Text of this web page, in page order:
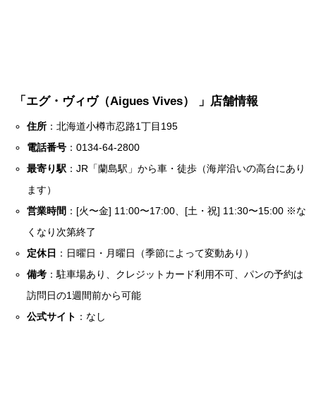
「エグ・ヴィヴ（Aigues Vives） 」店舗情報
住所 ：北海道小樽市忍路1丁目195
電話番号 ：0134-64-2800
最寄り駅 ：JR「蘭島駅」から車・徒歩（海岸沿いの高台にあり
ます）
営業時間 ：[火〜金] 11:00〜17:00、[土・祝] 11:30〜15:00 ※な
くなり次第終了
定休日 ：日曜日・月曜日（季節によって変動あり）
備考 ：駐車場あり、クレジットカード利用不可、パンの予約は
訪問日の1週間前から可能
公式サイト ：なし